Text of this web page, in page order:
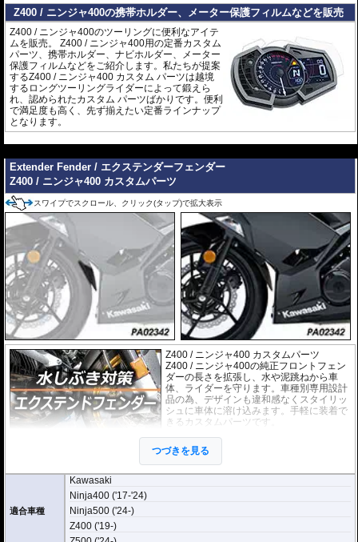
Z400 / ニンジャ400の携帯ホルダー、メーター保護フィルムなどを販売
Z400 / ニンジャ400のツーリングに便利なアイテ
ムを販売。 Z400 / ニンジャ400用の定番カスタム
パーツ、携帯ホルダー、ナビホルダー、メーター
保護フィルムなどをご紹介します。私たちが提案
するZ400 / ニンジャ400 カスタム パーツは越境
するロングツーリングライダーによって鍛えら
れ、認められたカスタム パーツばかりです。便利
で満足度も高く、先ず揃えたい定番ラインナップ
となります。
Extender Fender / エクステンダーフェンダー
Z400 / ニンジャ400 カスタムパーツ
スワイプでスクロール、クリック(タップ)で拡大表示
Z400 / ニンジャ400 カスタムパーツ
Z400 / ニンジャ400の純正フロントフェン
ダーの長さを拡張し、水や泥跳ねから車
体、ライダーを守ります。車種別専用設計
品の為、デザインも違和感なくスタイリッ
シュに車体に溶け込みます。手軽に装着で
きるカスタムパーツです。
取付は付属の強力粘着シートを使い、簡単
に行えます。通常使用での脱落は心配あり
ませんが、取付作業の不備(洗浄、脱脂不十
分)等においてはこの限りではありません。ビスまたはトリムクリップが付属し
ているパッケージについてはこれらの使用を強く推奨いたします。使用されて
いない場合の脱落による保証は致しかねます。
どのような効果があるパーツですか？
Z400 / ニンジャ400の純正フロントフェンダーの長さを拡張し、水や泥跳ねか
つづきを見る
適合車種
Kawasaki
Ninja400 ('17-'24)
Ninja500 ('24-)
Z400 ('19-)